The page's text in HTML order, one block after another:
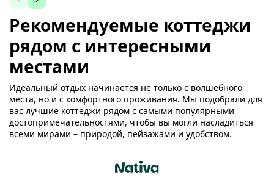
Рекомендуемые коттеджи
рядом с интересными
местами
Идеальный отдых начинается не только с волшебного
места, но и с комфортного проживания. Мы подобрали для
вас лучшие коттеджи рядом с самыми популярными
достопримечательностями, чтобы вы могли насладиться
всеми мирами – природой, пейзажами и удобством.